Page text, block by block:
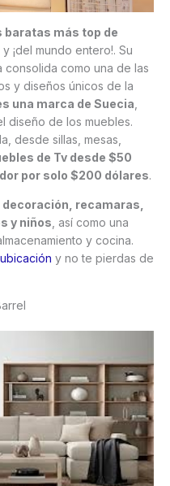
baratas más top de
, y ¡del mundo entero!. Su
consolida como una de las
y diseños únicos de la
una marca de Suecia
diseño de los muebles.
desde sillas, mesas,
de Tv desde $50
por solo $200 dólares.
recamaras,
y niños , así como una
y cocina.
y no te pierdas de